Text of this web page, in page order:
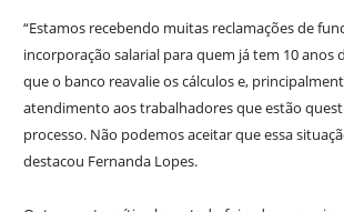
“Estamos recebendo muitas reclamações de
incorporação salarial para quem já tem 10 anos
que o banco reavalie os cálculos e,
atendimento aos trabalhadores que estão
processo. Não podemos aceitar que essa
destacou Fernanda Lopes.